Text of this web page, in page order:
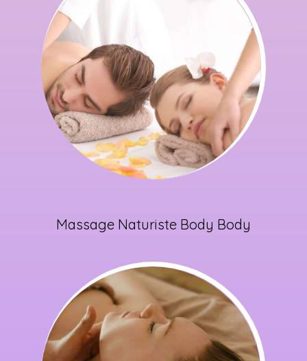
Massage Naturiste Body Body